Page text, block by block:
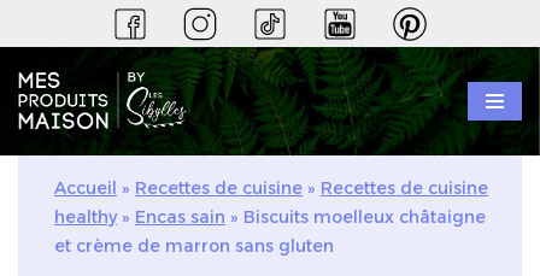
au
contenu
Accueil » Recettes de cuisine » Recettes de cuisine
healthy» Encas sain » Biscuits moelleux châtaigne
et crème de marron sans gluten